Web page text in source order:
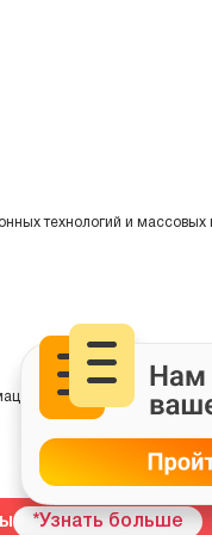
технологий и массовых
на основе сбора,
*Узнать больше